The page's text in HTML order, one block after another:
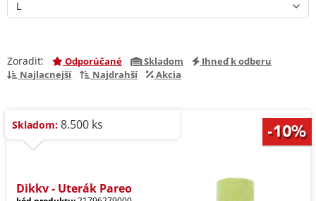
Zoradiť: Odporúčané Skladom
Ihneď k odberu
Najlacnejší
Najdrahší Akcia
Skladom: 8.500 ks
Dikky - Uterák Pareo